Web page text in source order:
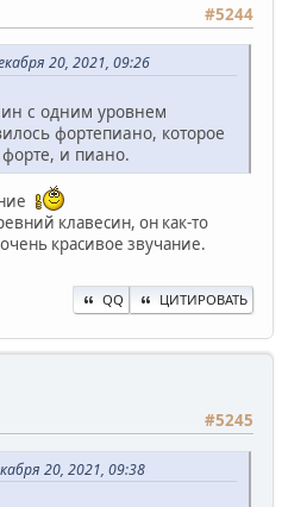
#5244
20, 2021, 09:26
с одним уровнем
фортепиано, которое
и пиано.
клавесин, он как-то
красивое звучание.
QQ ЦИТИРОВАТЬ
#5245
20, 2021, 09:38